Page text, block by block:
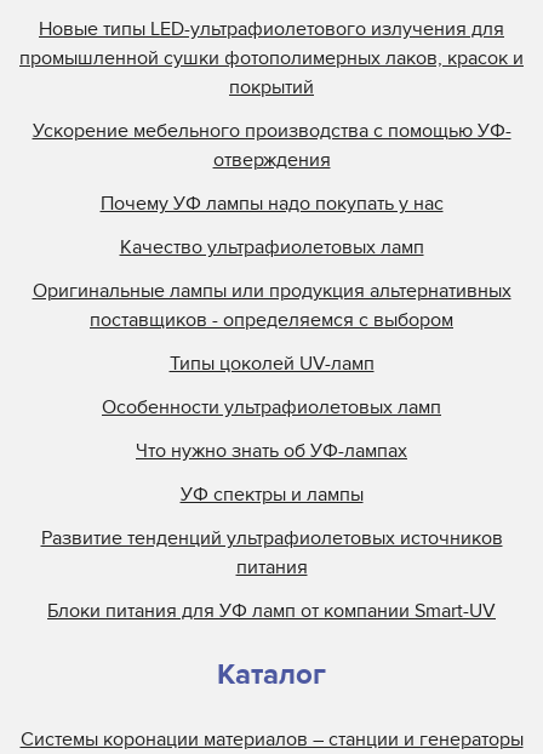
Новые типы LED-ультрафиолетового излучения для
промышленной сушки фотополимерных лаков, красок и
покрытий
Ускорение мебельного производства с помощью УФ-
отверждения
Почему УФ лампы надо покупать у нас
Качество ультрафиолетовых ламп
Оригинальные лампы или продукция альтернативных
поставщиков - определяемся с выбором
Типы цоколей UV-ламп
Особенности ультрафиолетовых ламп
Что нужно знать об УФ-лампах
УФ спектры и лампы
Развитие тенденций ультрафиолетовых источников
питания
Блоки питания для УФ ламп от компании Smart-UV
Каталог
Системы коронации материалов – станции и генераторы